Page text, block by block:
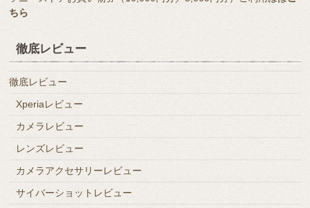
ちら
徹底レビュー
徹底レビュー
Xperiaレビュー
カメラレビュー
レンズレビュー
カメラアクセサリーレビュー
サイバーショットレビュー